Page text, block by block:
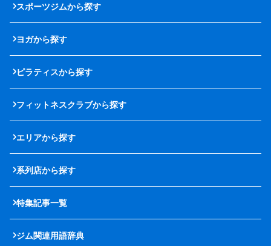
スポーツジムから探す
ヨガから探す
ピラティスから探す
フィットネスクラブから探す
エリアから探す
系列店から探す
特集記事一覧
ジム関連用語辞典